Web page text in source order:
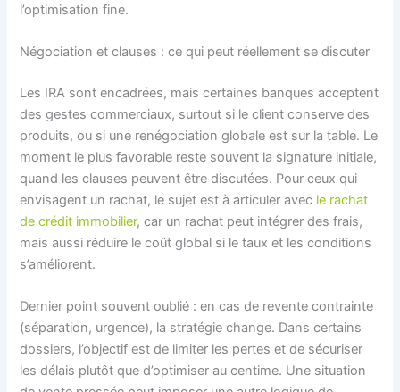
l’optimisation fine.
Négociation et clauses : ce qui peut réellement se discuter
Les IRA sont encadrées, mais certaines banques acceptent
des gestes commerciaux, surtout si le client conserve des
produits, ou si une renégociation globale est sur la table. Le
moment le plus favorable reste souvent la signature initiale,
quand les clauses peuvent être discutées. Pour ceux qui
envisagent un rachat, le sujet est à articuler avec le rachat
de crédit immobilier, car un rachat peut intégrer des frais,
mais aussi réduire le coût global si le taux et les conditions
s’améliorent.
Dernier point souvent oublié : en cas de revente contrainte
(séparation, urgence), la stratégie change. Dans certains
dossiers, l’objectif est de limiter les pertes et de sécuriser
les délais plutôt que d’optimiser au centime. Une situation